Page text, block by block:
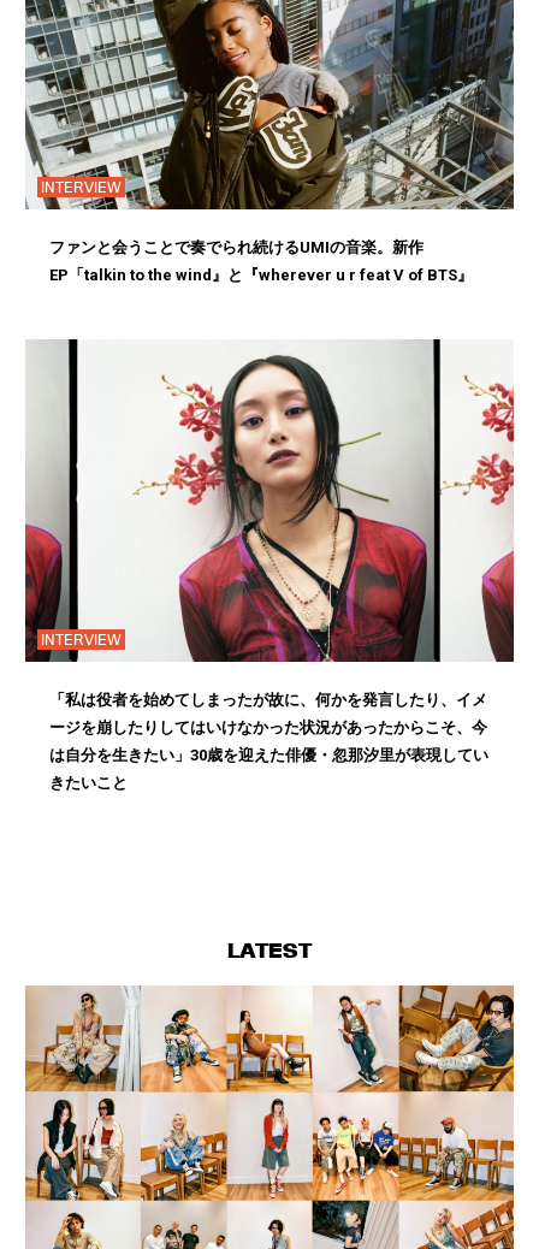
INTERVIEW
ファンと会うことで奏でられ続けるUMIの音楽。新作
EP「talkin to the wind』と『wherever u r feat V of BTS』
INTERVIEW
「私は役者を始めてしまったが故に、何かを発言したり、イメ
ージを崩したりしてはいけなかった状況があったからこそ、今
は自分を生きたい」30歳を迎えた俳優・忽那汐里が表現してい
きたいこと
LATEST